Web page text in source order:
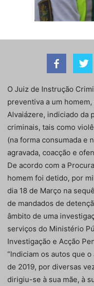
O Juiz de Instrução
preventiva a um
Alvaiázere, indiciado da
criminais, tais como
(na forma consumada e
agravada, coacção e
De acordo com a
homem foi detido, por
dia 18 de Março na
de mandados de
âmbito de uma
serviços do Ministério
Investigação e Acção
“Indiciam os autos que
de 2019, por diversas
dirigiu-se à sua mãe, à